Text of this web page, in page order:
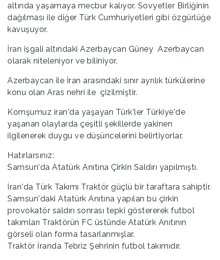
altında yaşamaya mecbur kalıyor. Sovyetler Birliğinin
dağılması ile diğer Türk Cumhuriyetleri gibi özgürlüğe
kavuşuyor.
İran işgali altındaki Azerbaycan Güney Azerbaycan
olarak niteleniyor ve biliniyor.
Azerbaycan ile İran arasındaki sınır ayrılık türkülerine
konu olan Aras nehri ile çizilmiştir.
Komşumuz iran'da yaşayan Türk'ler Türkiye'de
yaşanan olaylarda çeşitli şekillerde yakinen
ilgilenerek duygu ve düşüncelerini belirtiyorlar.
Hatırlarsınız:
Samsun'da Atatürk Anıtına Çirkin Saldırı yapılmıştı.
İran'da Türk Takımı Traktör güçlü bir taraftara sahiptir.
Samsun'daki Atatürk Anıtına yapılan bu çirkin
provokatör saldırı sonrası tepki göstererek futbol
takımları Traktörün FC üstünde Atatürk Anıtının
görseli olan forma tasarlanmışlar.
Traktör İranda Tebriz Şehrinin futbol takımıdır.